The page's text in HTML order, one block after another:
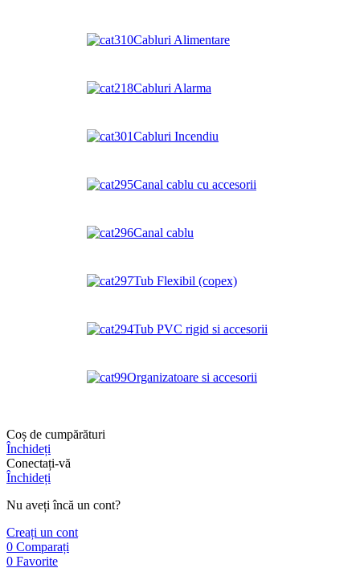
Cabluri Alimentare
Cabluri Alarma
Cabluri Incendiu
Canal cablu cu accesorii
Canal cablu
Tub Flexibil (copex)
Tub PVC rigid si accesorii
Organizatoare si accesorii
Coș de cumpărături
Închideți
Conectați-vă
Închideți
Nu aveți încă un cont?
Creați un cont
0 Comparați
0 Favorite